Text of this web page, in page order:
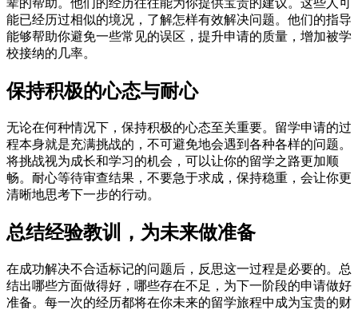
辈的帮助。他们的经历往往能为你提供宝贵的建议。这些人可
能已经历过相似的境况，了解怎样有效解决问题。他们的指导
能够帮助你避免一些常见的误区，提升申请的质量，增加被学
校接纳的几率。
保持积极的心态与耐心
无论在何种情况下，保持积极的心态至关重要。留学申请的过
程本身就是充满挑战的，不可避免地会遇到各种各样的问题。
将挑战视为成长和学习的机会，可以让你的留学之路更加顺
畅。耐心等待审查结果，不要急于求成，保持稳重，会让你更
清晰地思考下一步的行动。
总结经验教训，为未来做准备
在成功解决不合适标记的问题后，反思这一过程是必要的。总
结出哪些方面做得好，哪些存在不足，为下一阶段的申请做好
准备。每一次的经历都将在你未来的留学旅程中成为宝贵的财